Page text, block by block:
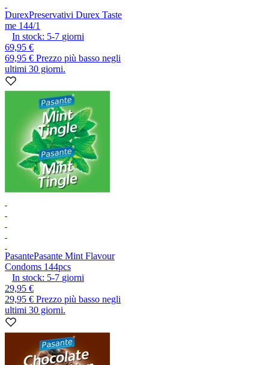
DurexPreservativi Durex Taste
me 144/1
In stock: 5-7 giorni
69,95 €
69,95 € Prezzo più basso negli
ultimi 30 giorni.
PasantePasante Mint Flavour
Condoms 144pcs
In stock: 5-7 giorni
29,95 €
29,95 € Prezzo più basso negli
ultimi 30 giorni.